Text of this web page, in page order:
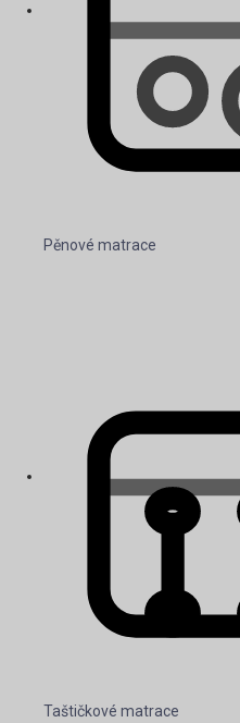
Pěnové matrace
Taštičkové matrace